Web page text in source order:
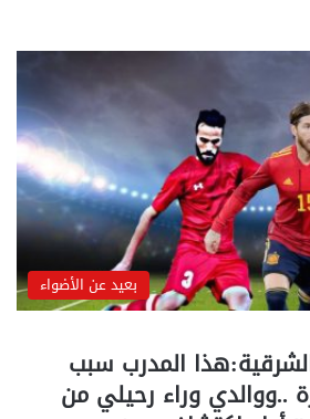
بعيد عن الأضواء
المدرب سبب
..ووالدي وراء رحيلي من